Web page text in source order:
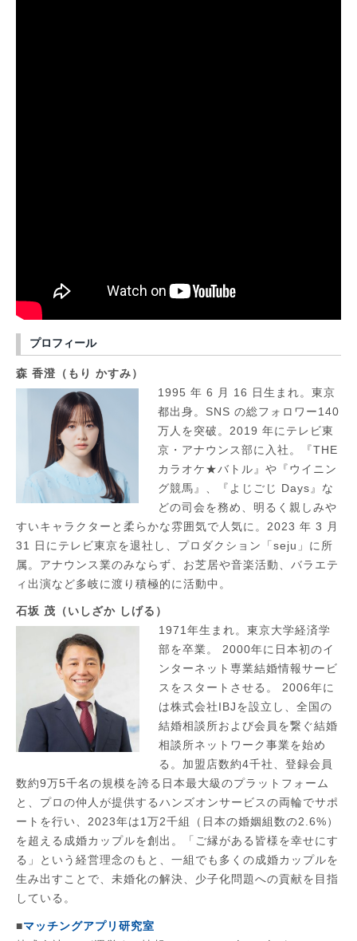
プロフィール
森 香澄（もり かすみ）
1995 年 6 月 16 日生まれ。東京
都出身。SNS の総フォロワー140
万人を突破。2019 年にテレビ東
京・アナウンス部に入社。『THE
カラオケ★バトル』や『ウイニン
グ競馬』、『よじごじ Days』な
どの司会を務め、明るく親しみや
すいキャラクターと柔らかな雰囲気で人気に。2023 年 3 月
31 日にテレビ東京を退社し、プロダクション「seju」に所
属。アナウンス業のみならず、お芝居や音楽活動、バラエテ
ィ出演など多岐に渡り積極的に活動中。
石坂 茂（いしざか しげる）
1971年生まれ。東京大学経済学
部を卒業。 2000年に日本初のイ
ンターネット専業結婚情報サービ
スをスタートさせる。 2006年に
は株式会社IBJを設立し、全国の
結婚相談所および会員を繋ぐ結婚
相談所ネットワーク事業を始め
る。加盟店数約4千社、登録会員
数約9万5千名の規模を誇る日本最大級のプラットフォーム
と、プロの仲人が提供するハンズオンサービスの両輪でサポ
ートを行い、2023年は1万2千組（日本の婚姻組数の2.6%）
を超える成婚カップルを創出。「ご縁がある皆様を幸せにす
る」という経営理念のもと、一組でも多くの成婚カップルを
生み出すことで、未婚化の解決、少子化問題への貢献を目指
している。
■マッチングアプリ研究室